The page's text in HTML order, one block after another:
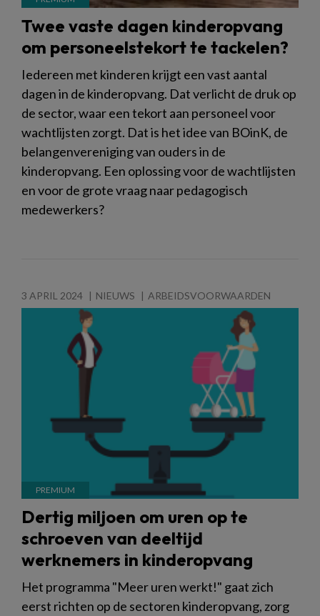
Twee vaste dagen kinderopvang
om personeelstekort te tackelen?
Iedereen met kinderen krijgt een vast aantal
dagen in de kinderopvang. Dat verlicht de druk op
de sector, waar een tekort aan personeel voor
wachtlijsten zorgt. Dat is het idee van BOinK, de
belangenvereniging van ouders in de
kinderopvang. Een oplossing voor de wachtlijsten
en voor de grote vraag naar pedagogisch
medewerkers?
3 APRIL 2024 NIEUWS ARBEIDSVOORWAARDEN
Dertig miljoen om uren op te
schroeven van deeltijd
werknemers in kinderopvang
Het programma "Meer uren werkt!" gaat zich
eerst richten op de sectoren kinderopvang, zorg